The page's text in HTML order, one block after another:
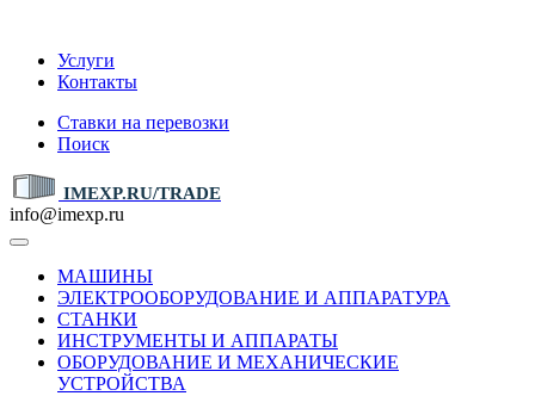
Услуги
Контакты
Ставки на перевозки
Поиск
IMEXP.RU/TRADE
info@imexp.ru
МАШИНЫ
ЭЛЕКТРООБОРУДОВАНИЕ И АППАРАТУРА
СТАНКИ
ИНСТРУМЕНТЫ И АППАРАТЫ
ОБОРУДОВАНИЕ И МЕХАНИЧЕСКИЕ
УСТРОЙСТВА